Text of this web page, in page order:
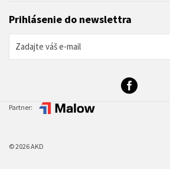
Prihlásenie do newslettra
Partner:
© 2026 AKD